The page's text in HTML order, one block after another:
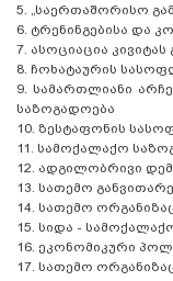
5. „საერთაშორისო
6. ტრენინგებისა და
7. ასოციაცია კივიტას
8. ჩოხატაურის
9. სამართლიანი
საზოგადოება
10. ზესტაფონის
11. სამოქალაქო
12. ადგილობრივი
13. სათემო
14. სათემო
15. სიდა -
16. ეკონომიკური
17. სათემო